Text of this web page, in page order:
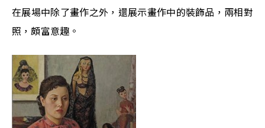
在展場中除了畫作之外，還展示畫作中的裝飾品，兩相對
照，頗富意趣。